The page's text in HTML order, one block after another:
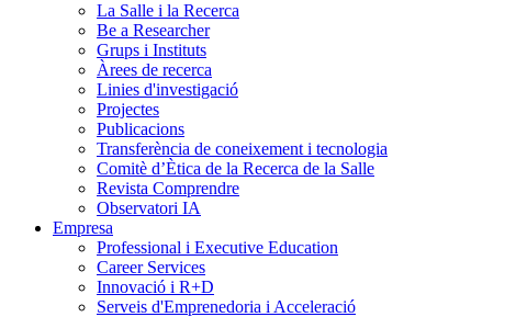
La Salle i la Recerca
Be a Researcher
Grups i Instituts
Àrees de recerca
Linies d'investigació
Projectes
Publicacions
Transferència de coneixement i tecnologia
Comitè d’Ètica de la Recerca de la Salle
Revista Comprendre
Observatori IA
Empresa
Professional i Executive Education
Career Services
Innovació i R+D
Serveis d'Emprenedoria i Acceleració